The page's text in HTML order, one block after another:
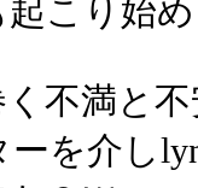
こり始
く不満と
を介し